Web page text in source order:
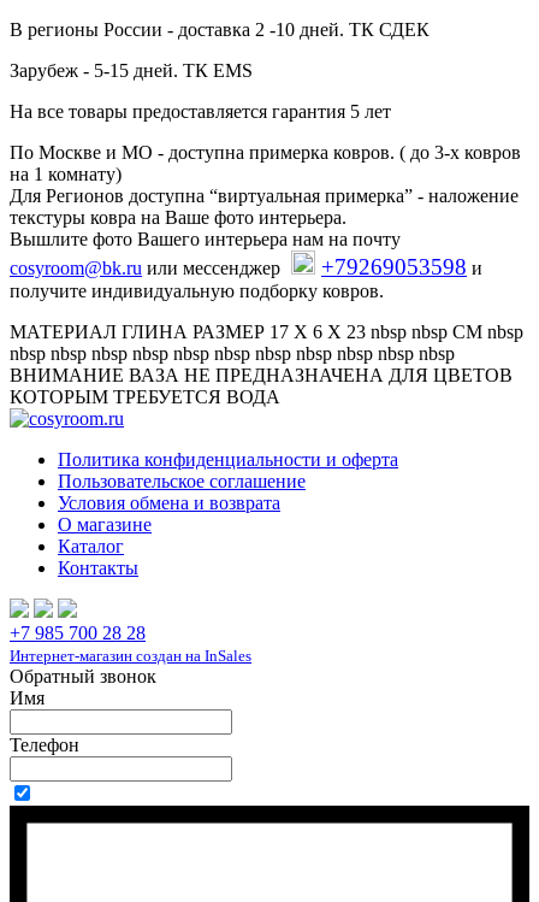
В регионы России - доставка 2 -10 дней. ТК СДЕК
Зарубеж - 5-15 дней. ТК EMS
На все товары предоставляется гарантия 5 лет
По Москве и МО - доступна примерка ковров. ( до 3-х ковров
на 1 комнату)
Для Регионов доступна “виртуальная примерка” - наложение
текстуры ковра на Ваше фото интерьера.
Вышлите фото Вашего интерьера нам на почту
cosyroom@bk.ru или мессенджер +79269053598 и
получите индивидуальную подборку ковров.
МАТЕРИАЛ ГЛИНА РАЗМЕР 17 X 6 X 23 nbsp nbsp СМ nbsp
nbsp nbsp nbsp nbsp nbsp nbsp nbsp nbsp nbsp nbsp nbsp
ВНИМАНИЕ ВАЗА НЕ ПРЕДНАЗНАЧЕНА ДЛЯ ЦВЕТОВ
КОТОРЫМ ТРЕБУЕТСЯ ВОДА
Политика конфиденциальности и оферта
Пользовательское соглашение
Условия обмена и возврата
О магазине
Каталог
Контакты
+7 985 700 28 28
Интернет-магазин создан на InSales
Обратный звонок
Имя
Телефон